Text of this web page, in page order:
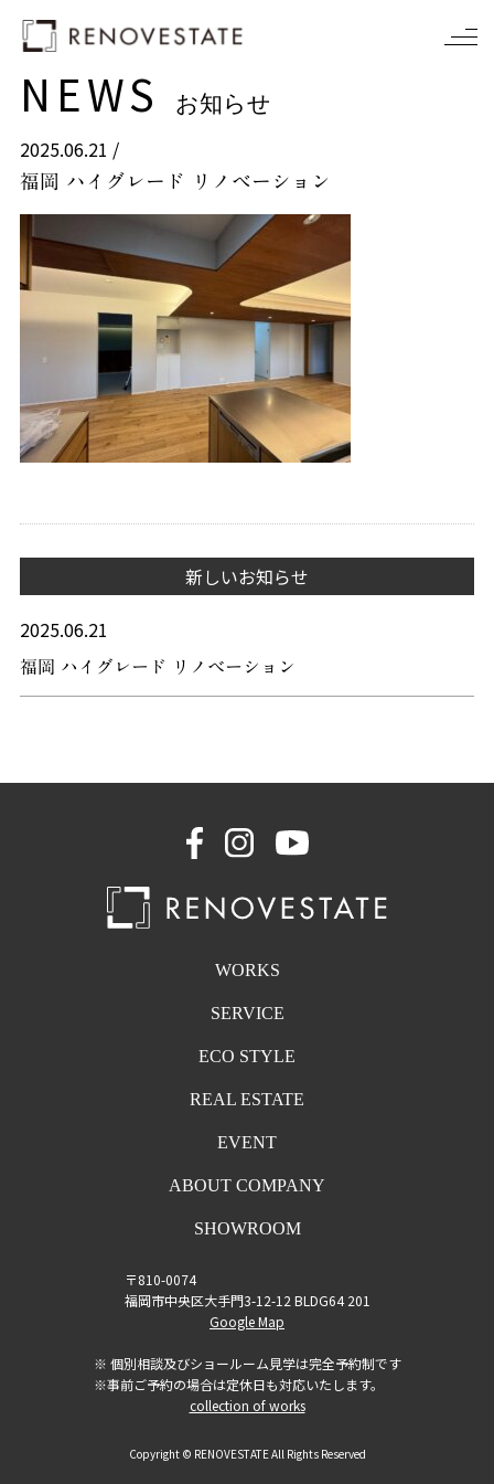
NEWS お知らせ
2025.06.21 /
福岡 ハイグレード リノベーション
新しいお知らせ
2025.06.21
福岡 ハイグレード リノベーション
WORKS
SERVICE
ECO STYLE
REAL ESTATE
EVENT
ABOUT COMPANY
SHOWROOM
〒810-0074
福岡市中央区大手門3-12-12 BLDG64 201
Google Map
※ 個別相談及びショールーム見学は完全予約制です
※事前ご予約の場合は定休日も対応いたします。
collection of works
Copyright © RENOVESTATE All Rights Reserved